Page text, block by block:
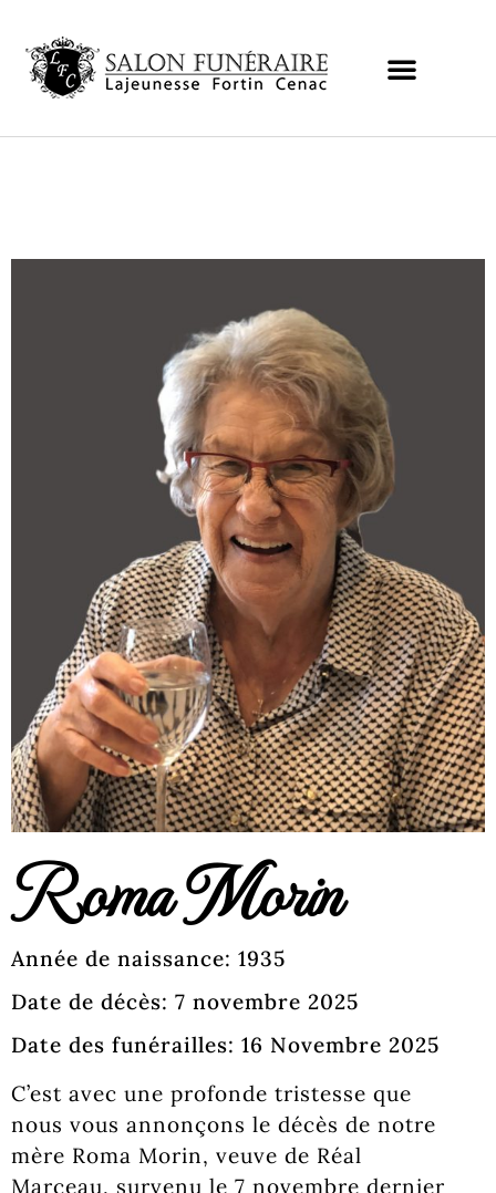
Roma Morin
Année de naissance: 1935
Date de décès: 7 novembre 2025
Date des funérailles: 16 Novembre 2025
C’est avec une profonde tristesse que
nous vous annonçons le décès de notre
mère Roma Morin, veuve de Réal
Marceau, survenu le 7 novembre dernier